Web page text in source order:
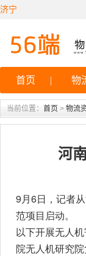
济宁
首页 | 物
当前位置： 首页 > 物流
河
9月6日，记者
范项目启动。
以下开展无人
院无人机研究